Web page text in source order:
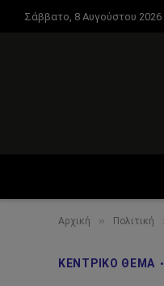
Σάββατο, 8 Αυγούστου 2026
Αρχική » Πολιτική
ΚΕΝΤΡΙΚΌ ΘΈΜΑ